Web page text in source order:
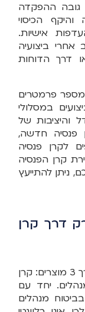
גובה ההפקדה
הכיסוי
אישיות.
ביצועיה
דרך הדוחות
פרמטרים
במסלולי
והיציבות של
חדשה,
לקרן פנסיה
קרן הפנסיה
ניתן להתייעץ
דרך קרן
באופן כללי חיסכון לקצבה מתאפשר דרך 3 מוצרים: קרן
יחד עם
2023 החיסכון בביטוח מנהלים